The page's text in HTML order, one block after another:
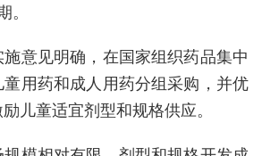
意见明确，在国家组织药品集中
用药和成人用药分组采购，并优
儿童适宜剂型和规格供应。